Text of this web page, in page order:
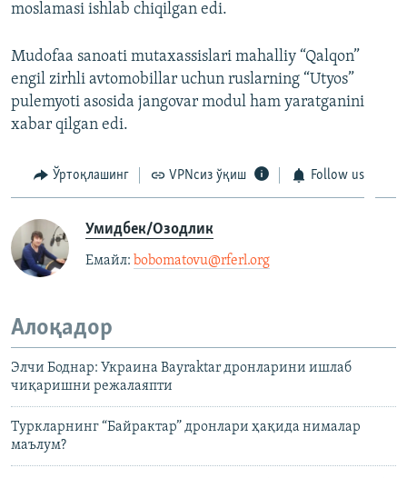
moslamasi ishlab chiqilgan edi.
Mudofaa sanoati mutaxassislari mahalliy “Qalqon”
engil zirhli avtomobillar uchun ruslarning “Utyos”
pulemyoti asosida jangovar modul ham yaratganini
xabar qilgan edi.
Ўртоқлашинг VPNсиз ўқиш Follow us
Умидбек/Озодлик
Емайл: ​ bobomatovu@rferl.org
Алоқадор
Элчи Боднар: Украина Bayraktar дронларини ишлаб
чиқаришни режалаяпти
Туркларнинг “Байрактар” дронлари ҳақида нималар
маълум?